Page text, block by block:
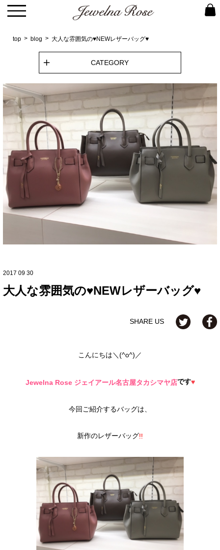
top blog 大人な雰囲気の♥NEWレザーバッグ♥
CATEGORY
2017 09 30
大人な雰囲気の♥NEWレザーバッグ♥
SHARE US
こんにちは＼(^o^)／
Jewelna Rose ジェイアール名古屋タカシマヤ店です♥
今回ご紹介するバッグは、
新作のレザーバッグ!!